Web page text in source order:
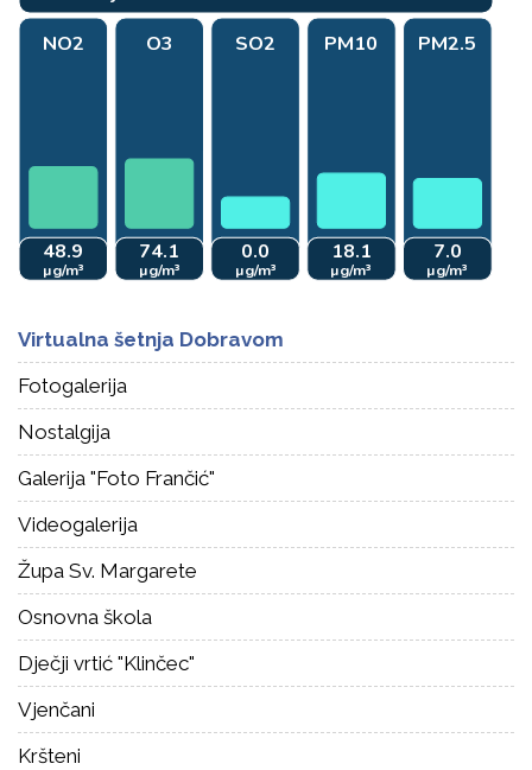
Virtualna šetnja Dobravom
Fotogalerija
Nostalgija
Galerija "Foto Frančić"
Videogalerija
Župa Sv. Margarete
Osnovna škola
Dječji vrtić "Klinčec"
Vjenčani
Kršteni